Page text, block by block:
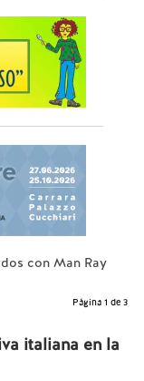
con Man Ray
Página 1 de 3
italiana en la